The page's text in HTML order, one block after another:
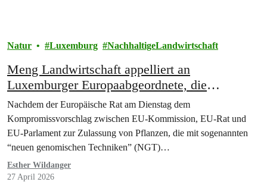
Natur Luxemburg NachhaltigeLandwirtschaft
Meng Landwirtschaft appelliert an
Luxemburger Europaabgeordnete, die
Deregulierung von Pflanzen aus neuer
Gentechnik zu stoppen
Nachdem der Europäische Rat am Dienstag dem
Kompromissvorschlag zwischen EU-Kommission, EU-Rat und
EU-Parlament zur Zulassung von Pflanzen, die mit sogenannten
“neuen genomischen Techniken” (NGT)…
Esther Wildanger
27 April 2026